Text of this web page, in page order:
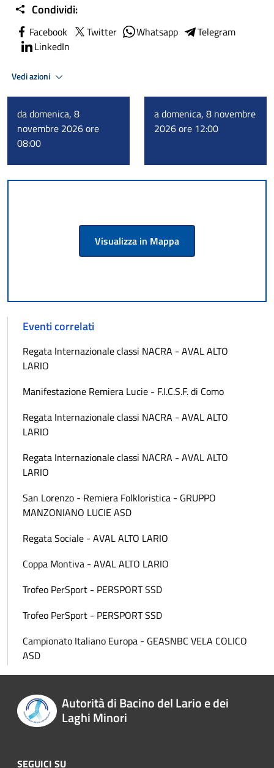
Condividi:
Facebook Twitter Whatsapp
Telegram
LinkedIn
Vedi azioni
da domenica, 8
novembre 2026 ore
08:00
a domenica, 8 novembre
2026 ore 12:00
Visualizza in Mappa
Eventi correlati
Regata Internazionale classi NACRA - AVAL ALTO
LARIO
Manifestazione Remiera Lucie - F.I.C.S.F. di Como
Regata Internazionale classi NACRA - AVAL ALTO
LARIO
Regata Internazionale classi NACRA - AVAL ALTO
LARIO
San Lorenzo - Remiera Folkloristica - GRUPPO
MANZONIANO LUCIE ASD
Regata Sociale - AVAL ALTO LARIO
Coppa Montiva - AVAL ALTO LARIO
Trofeo PerSport - PERSPORT SSD
Trofeo PerSport - PERSPORT SSD
Campionato Italiano Europa - GEASNBC VELA COLICO
ASD
Autorità di Bacino del Lario e dei
Laghi Minori
SEGUICI SU